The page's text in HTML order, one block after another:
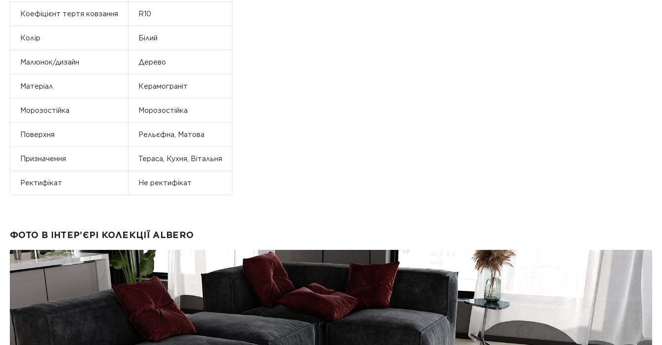
Коефіцієнт тертя ковзання R10
Колір Білий
Малюнок/дизайн Дерево
Матеріал Керамограніт
Морозостійка Морозостійка
Поверхня Рельєфна, Матова
Призначення Тераса, Кухня, Вітальня
Ректифікат Не ректифікат
ФОТО В ІНТЕР’ЄРІ КОЛЕКЦІЇ ALBERO